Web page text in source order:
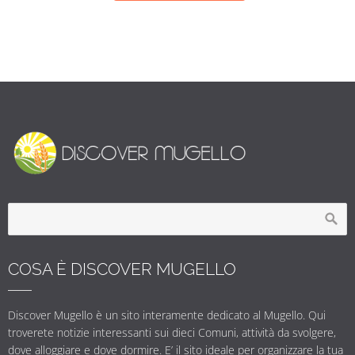
COSA È DISCOVER MUGELLO
Discover Mugello è un sito interamente dedicato al Mugello. Qui
troverete notizie interessanti sui dieci Comuni, attività da svolgere,
dove alloggiare e dove dormire. E’ il sito ideale per organizzare la tua